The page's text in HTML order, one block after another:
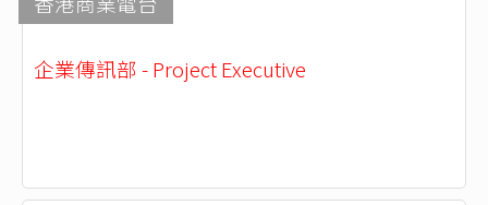
企業傳訊部 - Project Executive